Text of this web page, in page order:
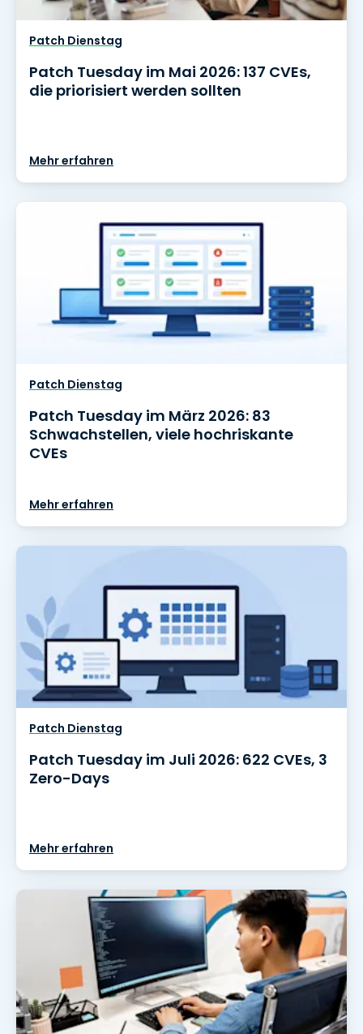
Patch Dienstag
Patch Tuesday im Mai 2026: 137 CVEs,
die priorisiert werden sollten
Mehr erfahren
Patch Dienstag
Patch Tuesday im März 2026: 83
Schwachstellen, viele hochriskante
CVEs
Mehr erfahren
Patch Dienstag
Patch Tuesday im Juli 2026: 622 CVEs, 3
Zero-Days
Mehr erfahren